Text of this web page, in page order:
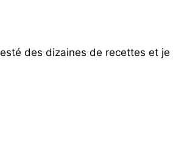
des dizaines de recettes et je